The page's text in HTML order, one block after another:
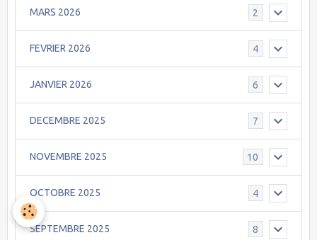
MARS 2026 2
FEVRIER 2026 4
JANVIER 2026 6
DECEMBRE 2025 7
NOVEMBRE 2025 10
OCTOBRE 2025 4
SEPTEMBRE 2025 8